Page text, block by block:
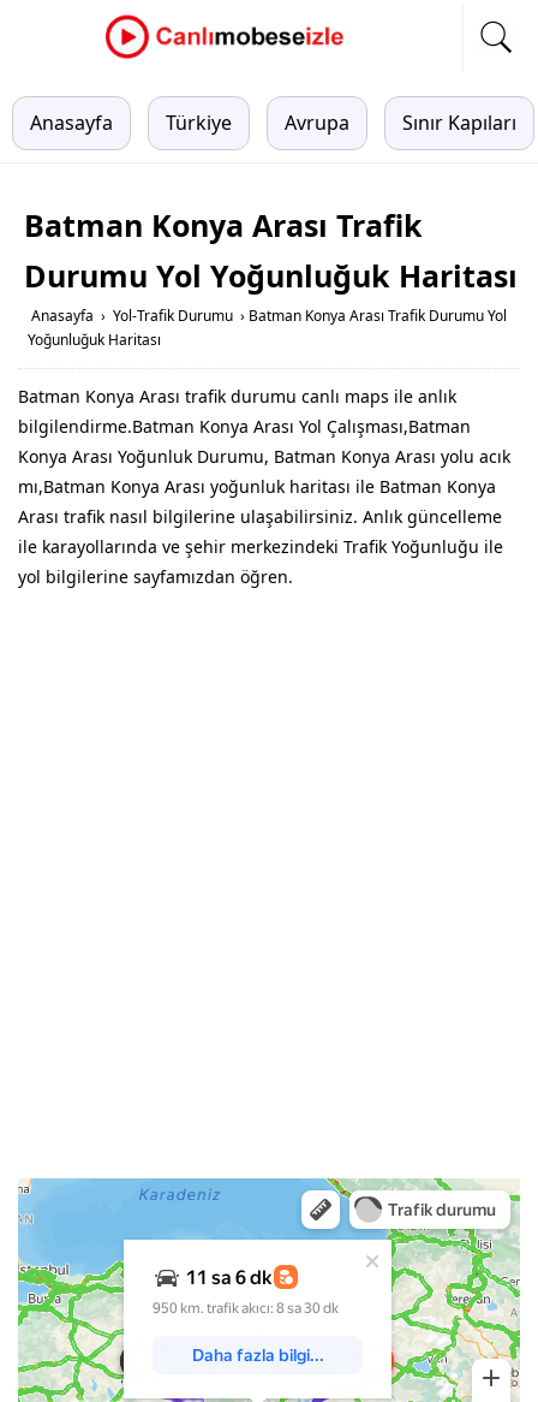
Anasayfa Türkiye Avrupa Sınır Kapıları
Batman Konya Arası Trafik
Durumu Yol Yoğunluğuk Haritası
Anasayfa › Yol-Trafik Durumu › Batman Konya Arası Trafik Durumu Yol
Yoğunluğuk Haritası
Batman Konya Arası trafik durumu canlı maps ile anlık
bilgilendirme.Batman Konya Arası Yol Çalışması,Batman
Konya Arası Yoğunluk Durumu, Batman Konya Arası yolu acık
mı,Batman Konya Arası yoğunluk haritası ile Batman Konya
Arası trafik nasıl bilgilerine ulaşabilirsiniz. Anlık güncelleme
ile karayollarında ve şehir merkezindeki Trafik Yoğunluğu ile
yol bilgilerine sayfamızdan öğren.